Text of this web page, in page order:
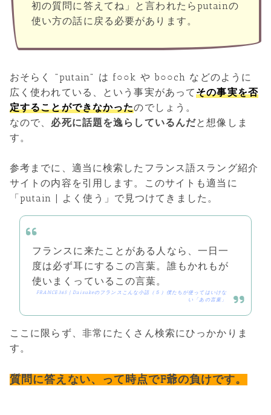
初の質問に答えてね」と言われたらputainの
使い方の話に戻る必要があります。
おそらく "putain" は f○○k や b○○ch などのように
広く使われている、という事実があってその事実を否
定することができなかったのでしょう。
なので、 必死に話題を逸らしているんだと想像しま
す。
参考までに、適当に検索したフランス語スラング紹介
サイトの内容を引用します。このサイトも適当に
「putain | よく使う」で見つけてきました。
フランスに来たことがある人なら、一日一
度は必ず耳にするこの言葉。誰もかれもが
使いまくっているこの言葉。
FRANCE365 | Daisukeのフランスこんな小話（５）僕たちが使ってはいけな
い「あの言葉」
ここに限らず、非常にたくさん検索にひっかかりま
す。
質問に答えない、って時点でF爺の負けです。